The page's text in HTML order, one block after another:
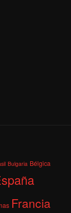
Bulgaria Bélgica
Francia